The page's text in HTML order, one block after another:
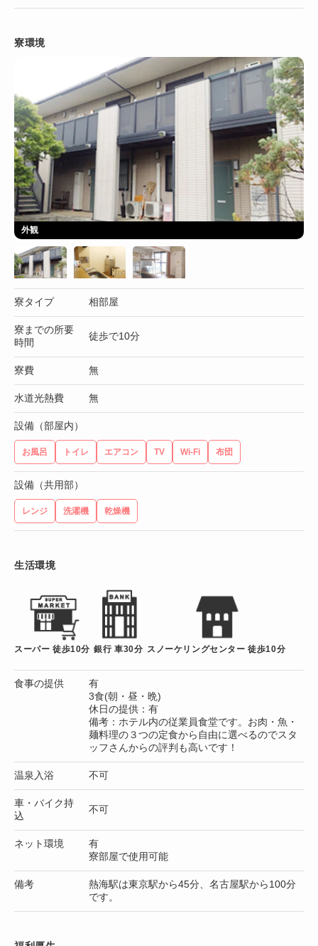
寮環境
外観
寮タイプ 相部屋
寮までの所要
時間
徒歩で10分
寮費 無
水道光熱費 無
設備（部屋内）
お風呂 トイレ エアコン TV Wi-Fi 布団
設備（共用部）
レンジ 洗濯機 乾燥機
生活環境
スーパー 徒歩10分 銀行 車30分 スノーケリングセンター 徒歩10分
食事の提供
有
3食(朝・昼・晩)
休日の提供：有
備考：ホテル内の従業員食堂です。お肉・魚・
麺料理の３つの定食から自由に選べるのでスタ
ッフさんからの評判も高いです！
温泉入浴 不可
車・バイク持
込
不可
ネット環境
有
寮部屋で使用可能
備考
熱海駅は東京駅から45分、名古屋駅から100分
です。